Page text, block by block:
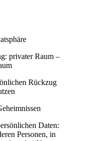
privater Raum –
Rückzug
Daten:
Personen, in